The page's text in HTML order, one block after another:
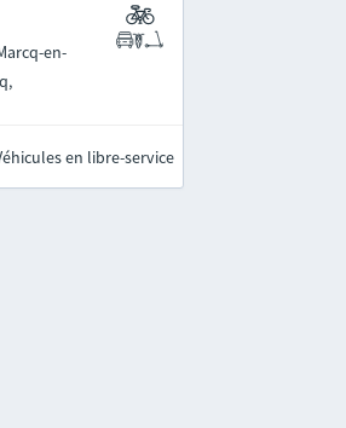
en-
en libre-service